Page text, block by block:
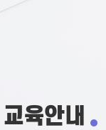
교육안내